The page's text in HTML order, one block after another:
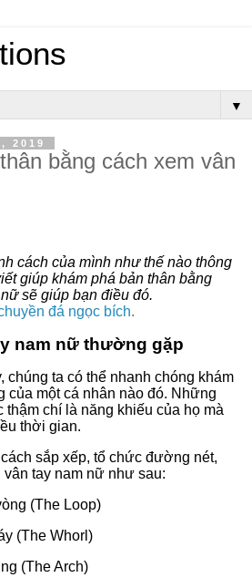
▼
2019
bằng cách xem vân
cách của mình như thế nào thông
giúp khám phá bản thân bằng
sẽ giúp bạn điều đó.
đá ngọc bích.
nam nữ thường gặp
chúng ta có thể nhanh chóng khám
của một cá nhân nào đó. Những
chí là năng khiếu của họ mà
thời gian.
sắp xếp, tổ chức đường nét,
tay nam nữ như sau:
(The Loop)
(The Whorl)
(The Arch)